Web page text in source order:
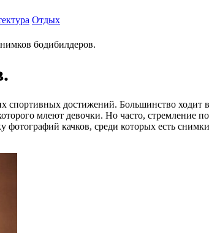
Отдых
бодибилдеров.
спортивных достижений. Большинство ходит
млеют девочки. Но часто, стремление
качков, среди которых есть